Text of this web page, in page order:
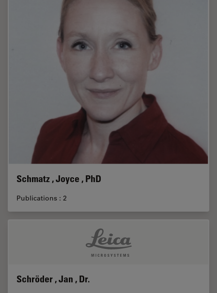
Schmatz , Joyce , PhD
Publications : 2
Schröder , Jan , Dr.